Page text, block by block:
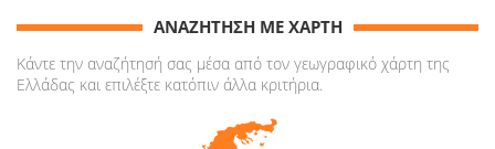
ΑΝΑΖΗΤΗΣΗ ΜΕ ΧΑΡΤΗ
Κάντε την αναζήτησή σας μέσα από τον γεωγραφικό χάρτη της
Ελλάδας και επιλέξτε κατόπιν άλλα κριτήρια.